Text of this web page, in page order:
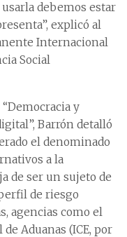
debemos estar
explicó al
Internacional
Social
y
Barrón detalló
el denominado
a la
de ser un sujeto de
de riesgo
agencias como el
Aduanas (ICE, por